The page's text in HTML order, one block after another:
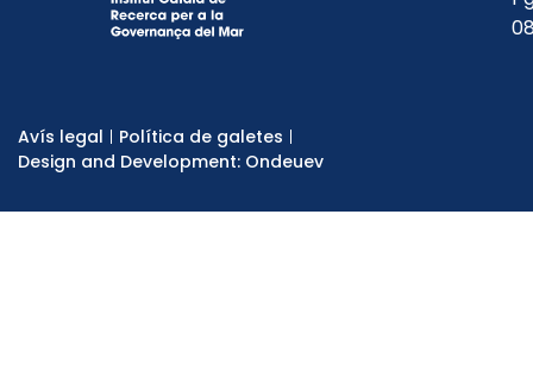
Avís legal
Política de galetes
Design and Development: Ondeuev